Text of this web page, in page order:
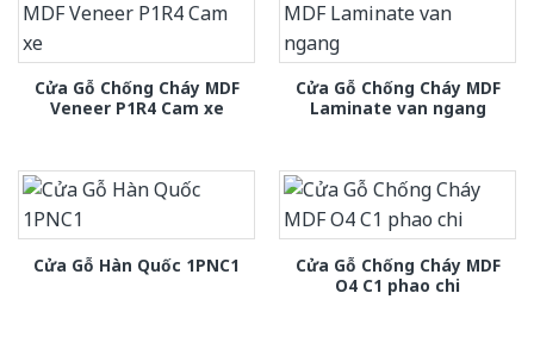
Cửa Gỗ Chống Cháy MDF
Veneer P1R4 Cam xe
Cửa Gỗ Chống Cháy MDF
Laminate van ngang
Cửa Gỗ Hàn Quốc 1PNC1
Cửa Gỗ Chống Cháy MDF
O4 C1 phao chi